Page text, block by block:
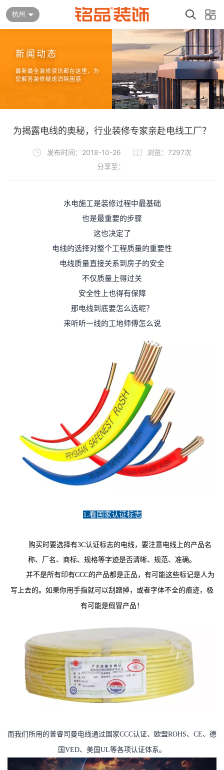
杭州
新闻动态
最新最全装修资讯都在这里，为
您解答装修疑虑消除困惑
为揭露电线的奥秘，行业装修专家亲赴电线工厂？
发布时间：2018-10-26
浏览：7297次
分享至：
水电施工是装修过程中最基础
也是最重要的步骤
这也决定了
电线的选择对整个工程质量的重要性
电线质量直接关系到房子的安全
不仅质量上得过关
安全性上也得有保障
那电线到底要怎么选呢？
来听听一线的工地师傅怎么说
1.看国家认证标志
购买时要选择有3C认证标志的电线，要注意电线上的产品名
称、厂名、商标、规格等字迹是否清晰、规范、准确。
并不是所有印有CCC的产品都是正品，有可能这些标记是人为
写上去的。如果你用手指就可以刮蹭掉，或者字体不全的痕迹，极
有可能是假冒产品！
而我们所用的普睿司曼电线通过国家CCC认证、欧盟ROHS、CE、德
国VED、美国UL等各项认证体系。